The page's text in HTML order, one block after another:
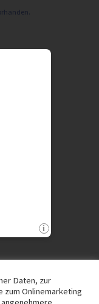
Daten, zur
Onlinemarketing